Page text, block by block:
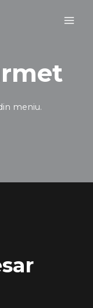
meniu.